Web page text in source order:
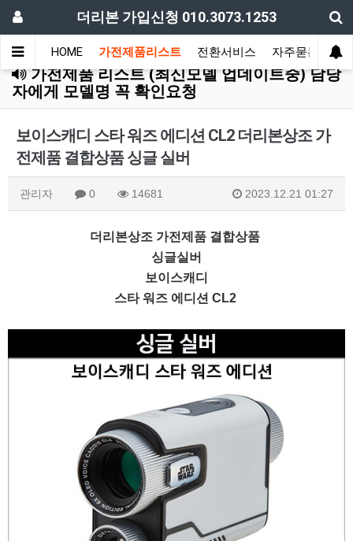
더리본 가입신청 010.3073.1253
HOME 가전제품리스트 전환서비스 자주묻는질문
가전제품 리스트 (최신모델 업데이트중) 담당
자에게 모델명 꼭 확인요청
보이스캐디 스타 워즈 에디션 CL2 더리본상조 가
전제품 결합상품 싱글 실버
관리자 0 14681 2023.12.21 01:27
더리본상조 가전제품 결합상품
싱글실버
보이스캐디
스타 워즈 에디션 CL2